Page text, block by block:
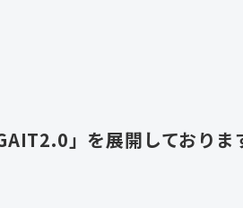
」を展開しておりま